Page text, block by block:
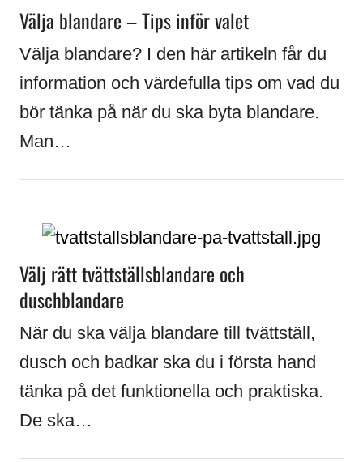
Välja blandare – Tips inför valet
Välja blandare? I den här artikeln får du
information och värdefulla tips om vad du
bör tänka på när du ska byta blandare.
Man…
Välj rätt tvättställsblandare och
duschblandare
När du ska välja blandare till tvättställ,
dusch och badkar ska du i första hand
tänka på det funktionella och praktiska.
De ska…